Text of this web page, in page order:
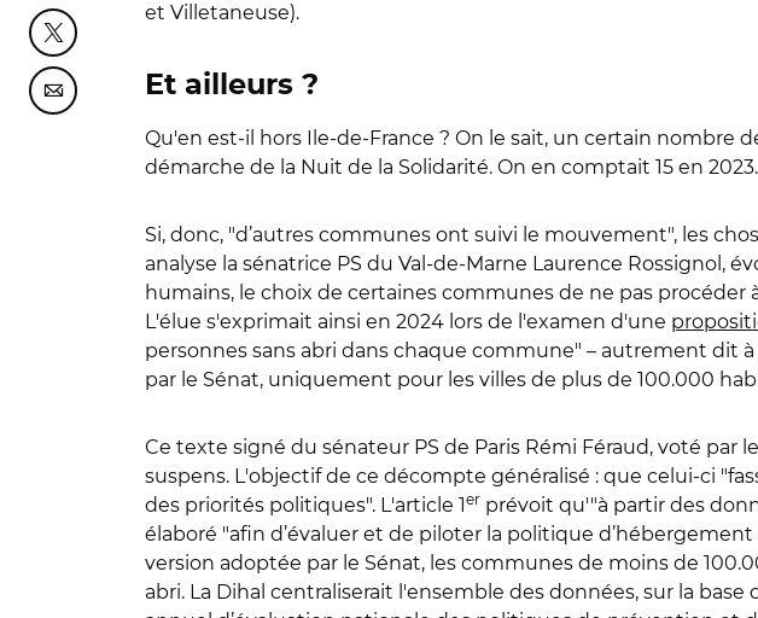
Partager cette page sur Twitter
Partager cette page sur Courriel
et Villetaneuse).
Et ailleurs ?
Qu'en est-il hors Ile-de-France ? On le sait, un certain nombre
démarche de la Nuit de la Solidarité. On en comptait 15 en
Si, donc, "d’autres communes ont suivi le mouvement", les
analyse la sénatrice PS du Val-de-Marne Laurence Rossignol,
humains, le choix de certaines communes de ne pas
L'élue s'exprimait ainsi en 2024 lors de l'examen d'une
personnes sans abri dans chaque commune" – autrement dit
par le Sénat, uniquement pour les villes de plus de 100.000
Ce texte signé du sénateur PS de Paris Rémi Féraud, voté par
suspens. L'objectif de ce décompte généralisé : que celui-ci
des priorités politiques". L'article 1er prévoit qu'"à partir des
élaboré "afin d’évaluer et de piloter la politique
version adoptée par le Sénat, les communes de moins de
abri. La Dihal centraliserait l'ensemble des données, sur la